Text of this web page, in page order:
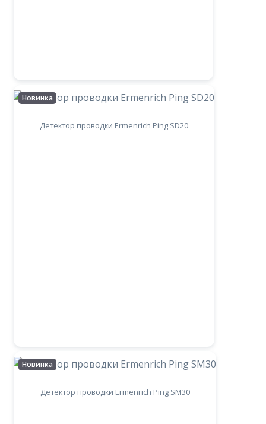
Новинка
Детектор проводки Ermenrich Ping SD20
Новинка
Детектор проводки Ermenrich Ping SM30